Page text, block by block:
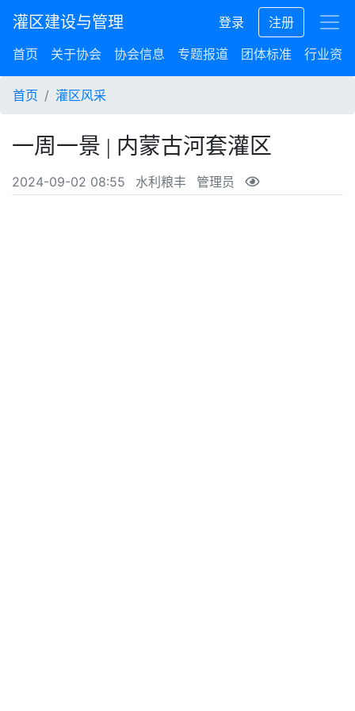
灌区建设与管理 登录
注册
首页
关于协会 协会信息 专题报道 团体标准 行业资讯
首页 灌区风采
一周一景 | 内蒙古河套灌区
2024-09-02 08:55 水利粮丰 管理员